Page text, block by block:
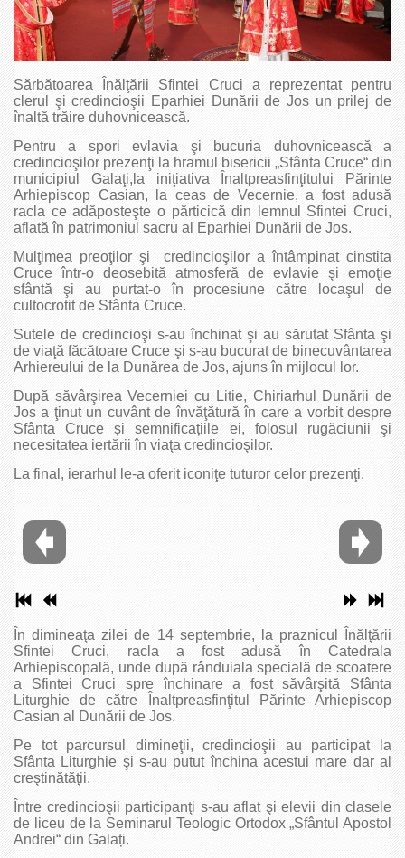
Sărbătoarea Înălţării Sfintei Cruci a reprezentat pentru
clerul şi credincioşii Eparhiei Dunării de Jos un prilej de
înaltă trăire duhovnicească.
Pentru a spori evlavia şi bucuria duhovnicească a
credincioşilor prezenţi la hramul bisericii „Sfânta Cruce“ din
municipiul Galaţi,la iniţiativa Înaltpreasfinţitului Părinte
Arhiepiscop Casian, la ceas de Vecernie, a fost adusă
racla ce adăposteşte o părticică din lemnul Sfintei Cruci,
aflată în patrimoniul sacru al Eparhiei Dunării de Jos.
Mulţimea preoţilor şi credincioşilor a întâmpinat cinstita
Cruce într-o deosebită atmosferă de evlavie şi emoţie
sfântă şi au purtat-o în procesiune către locaşul de
cultocrotit de Sfânta Cruce.
Sutele de credincioşi s-au închinat şi au sărutat Sfânta şi
de viaţă făcătoare Cruce şi s-au bucurat de binecuvântarea
Arhiereului de la Dunărea de Jos, ajuns în mijlocul lor.
După săvârşirea Vecerniei cu Litie, Chiriarhul Dunării de
Jos a ţinut un cuvânt de învăţătură în care a vorbit despre
Sfânta Cruce și semnificațiile ei, folosul rugăciunii şi
necesitatea iertării în viaţa credincioşilor.
La final, ierarhul le-a oferit iconiţe tuturor celor prezenţi.
În dimineaţa zilei de 14 septembrie, la praznicul Înălţării
Sfintei Cruci, racla a fost adusă în Catedrala
Arhiepiscopală, unde după rânduiala specială de scoatere
a Sfintei Cruci spre închinare a fost săvârşită Sfânta
Liturghie de către Înaltpreasfinţitul Părinte Arhiepiscop
Casian al Dunării de Jos.
Pe tot parcursul dimineţii, credincioşii au participat la
Sfânta Liturghie şi s-au putut închina acestui mare dar al
creştinătăţii.
Între credincioşii participanţi s-au aflat şi elevii din clasele
de liceu de la Seminarul Teologic Ortodox „Sfântul Apostol
Andrei“ din Galați.